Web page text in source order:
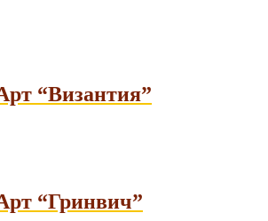
“Византия”
“Гринвич”